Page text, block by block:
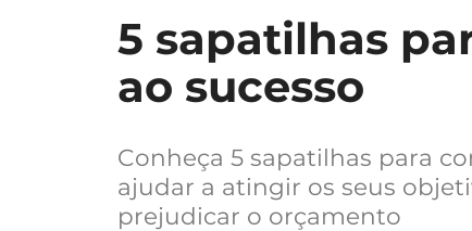
5 sapatilhas
ao sucesso
Conheça 5 sapatilhas para
ajudar a atingir os seus
prejudicar o orçamento